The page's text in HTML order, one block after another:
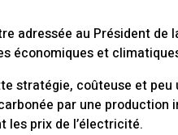
adressée au Président de
économiques et
stratégie, coûteuse et
par une
les prix de l’électricité.